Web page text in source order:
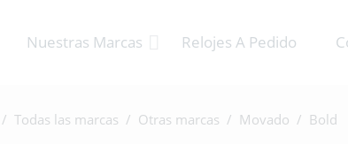
Nuestras Marcas Relojes A Pedido
/ Todas las marcas / Otras marcas / Movado / Bold